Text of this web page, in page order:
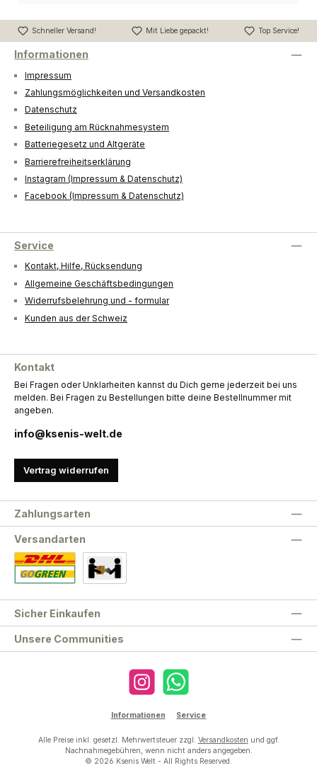
Schneller Versand! Mit Liebe gepackt! Top Service!
Informationen
Impressum
Zahlungsmöglichkeiten und Versandkosten
Datenschutz
Beteiligung am Rücknahmesystem
Batteriegesetz und Altgeräte
Barrierefreiheitserklärung
Instagram (Impressum & Datenschutz)
Facebook (Impressum & Datenschutz)
Service
Kontakt, Hilfe, Rücksendung
Allgemeine Geschäftsbedingungen
Widerrufsbelehrung und - formular
Kunden aus der Schweiz
Kontakt
Bei Fragen oder Unklarheiten kannst du Dich gerne jederzeit bei uns
melden. Bei Fragen zu Bestellungen bitte deine Bestellnummer mit
angeben.
info@ksenis-welt.de
Vertrag widerrufen
Unsere Communities
Zahlungsarten
Versandarten
Sicher Einkaufen
Instagram WhatsApp
Informationen Service
Alle Preise inkl. gesetzl. Mehrwertsteuer zzgl. Versandkosten und ggf.
Nachnahmegebühren, wenn nicht anders angegeben.
© 2026 Ksenis Welt - All Rights Reserved.